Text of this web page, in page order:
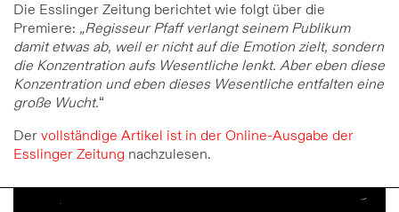
Die Esslinger Zeitung berichtet wie folgt über die
Premiere: „Regisseur Pfaff verlangt seinem Publikum
damit etwas ab, weil er nicht auf die Emotion zielt, sondern
die Konzentration aufs Wesentliche lenkt. Aber eben diese
Konzentration und eben dieses Wesentliche entfalten eine
große Wucht.“
Dervollständige Artikel ist in der Online-Ausgabe der
Esslinger Zeitung nachzulesen.